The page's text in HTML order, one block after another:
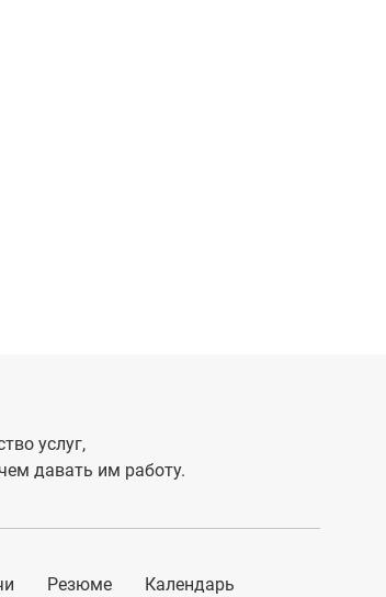
услуг,
давать им работу.
Резюме Календарь